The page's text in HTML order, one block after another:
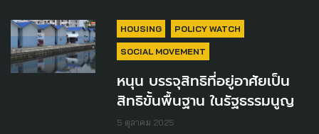
HOUSING POLICY WATCH
SOCIAL MOVEMENT
หนุน บรรจุสิทธิที่อยู่อาศัยเป็น
สิทธิขั้นพื้นฐาน ในรัฐธรรมนูญ
5 ตุลาคม 2025